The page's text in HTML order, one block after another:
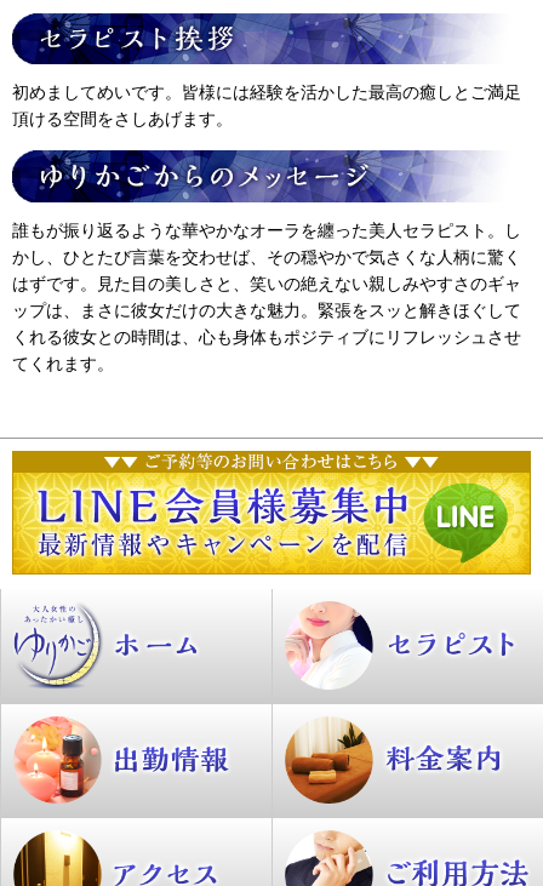
初めましてめいです。皆様には経験を活かした最高の癒しとご満足
頂ける空間をさしあげます。
誰もが振り返るような華やかなオーラを纏った美人セラピスト。し
かし、ひとたび言葉を交わせば、その穏やかで気さくな人柄に驚く
はずです。見た目の美しさと、笑いの絶えない親しみやすさのギャ
ップは、まさに彼女だけの大きな魅力。緊張をスッと解きほぐして
くれる彼女との時間は、心も身体もポジティブにリフレッシュさせ
てくれます。